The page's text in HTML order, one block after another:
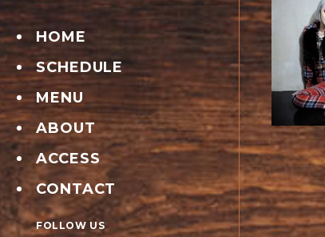
HOME
SCHEDULE
MENU
ABOUT
ACCESS
CONTACT
FOLLOW US